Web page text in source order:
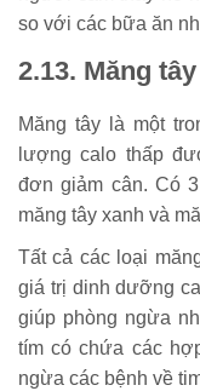
so với các bữa ăn
2.13. Măng tây
Măng tây là một
lượng calo thấp
đơn giảm cân. Có
măng tây xanh và
Tất cả các loại
giá trị dinh dưỡng
giúp phòng ngừa
tím có chứa các
ngừa các bệnh về